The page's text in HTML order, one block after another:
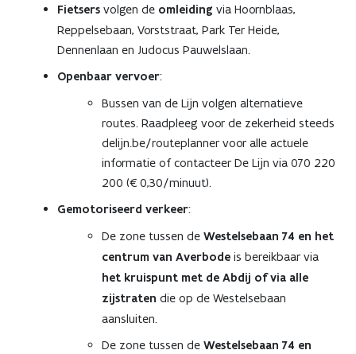
Fietsers volgen de omleiding via Hoornblaas,
Reppelsebaan, Vorststraat, Park Ter Heide,
Dennenlaan en Judocus Pauwelslaan.
Openbaar vervoer:
Bussen van de Lijn volgen alternatieve
routes. Raadpleeg voor de zekerheid steeds
delijn.be/routeplanner voor alle actuele
informatie of contacteer De Lijn via 070 220
200 (€0,30/minuut).
Gemotoriseerd verkeer:
De zone tussen de Westelsebaan 74 en het
centrum van Averbode is bereikbaar via
het kruispunt met de Abdij of via alle
zijstraten die op de Westelsebaan
aansluiten.
De zone tussen de Westelsebaan 74 en